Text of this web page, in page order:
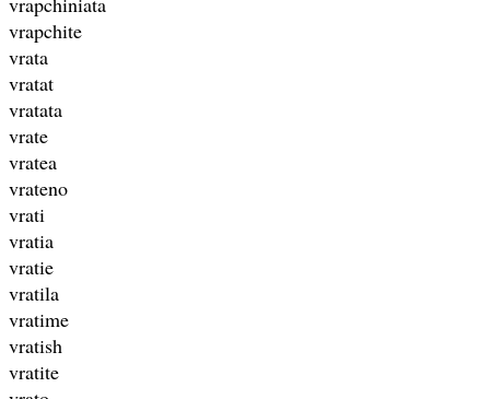
vrapchite
vrata
vratat
vratata
vrate
vratea
vrateno
vrati
vratia
vratie
vratila
vratime
vratish
vratite